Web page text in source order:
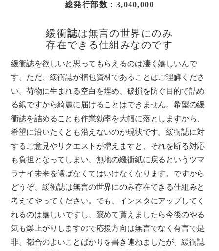
総発行部数：3,040,000
緩衝誌は無言の世界にのみ
存在できる仕組みなのです
緩衝誌を欲しいと思ってもらえるのは凄く嬉しいんで
す。ただ、緩衝誌が梱包資材であることはご理解くださ
い。荷物に生まれる空白を埋め、破損を防ぐ目的で詰め
る紙ですから綺麗に届けることはできません。希望の緩
衝誌を詰めることも作業効率を大幅に落としますから、
希望に沿いたくとも沿えないのが現状です。緩衝誌に対
するご意見やリクエストが増えますと、それを断る対応
も負担となってしまい、無地の緩衝紙に戻るというツマ
ラナイ未来を選ばなくてはいけなくなります。ですから
どうぞ、緩衝誌は無言の世界にのみ存在できる仕組みと
考えてやってください。でも、インスタにアップしてく
れるのは嬉しいですし、褒めて貰えましたら今後のやる
気も爆上がりしますので応援方向は無言でなく有言で是
非。都合のよいことばかりを書き連ねましたが、緩衝誌